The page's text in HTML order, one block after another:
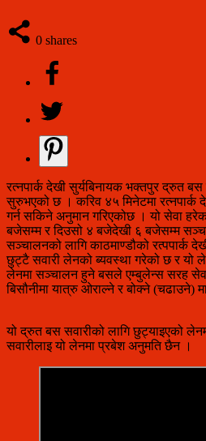
0 shares
रत्नपार्क देखी सुर्यबिनायक भक्तपुर द्रुत
सुरुभएको छ । करिव ४५ मिनेटमा रत्नपार्क
गर्न सकिने अनुमान गरिएकोछ । यो सेवा
बजेसम्म र दिउसो ४ बजेदेखी ६ बजेसम्म
सञ्चालनको लागि काठमाण्डौको रत्पपार्क
छुट्टै सवारी लेनको ब्यवस्था गरेको छ र यो
लेनमा सञ्चालन हुने बसले एम्बुलेन्स सरह
बिसौनीमा यात्रु ओराल्ने र बोक्ने (चढाउने)
यो द्रुत बस सवारीको लागि छुट्याइएको
सवारीलाइ यो लेनमा प्रबेश अनुमति छैन ।